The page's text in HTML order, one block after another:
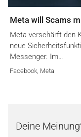
Meta will Scams
Meta verschärft den
neue
Messenger. Im…
Facebook Meta
Deine